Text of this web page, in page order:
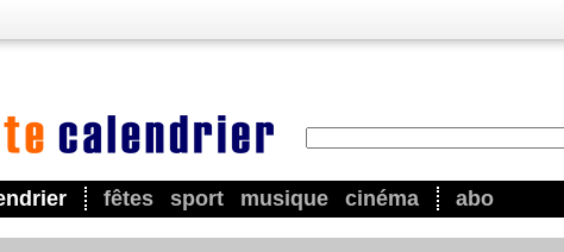
fêtes sport musique cinéma abo